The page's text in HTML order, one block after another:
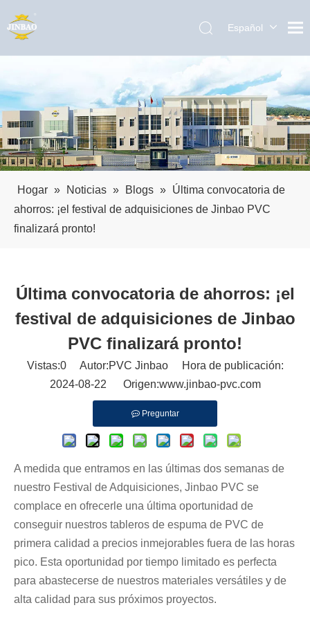
Español
Pусский
Hogar » Noticias » Blogs » Última convocatoria de
ahorros: ¡el festival de adquisiciones de Jinbao PVC
finalizará pronto!
Última convocatoria de ahorros: ¡el
festival de adquisiciones de Jinbao
PVC finalizará pronto!
Vistas:0Autor:PVC Jinbao Hora de publicación:
2024-08-22 Origen:www.jinbao-pvc.com
Preguntar
A medida que entramos en las últimas dos semanas de
nuestro Festival de Adquisiciones, Jinbao PVC se
complace en ofrecerle una última oportunidad de
conseguir nuestros tableros de espuma de PVC de
primera calidad a precios inmejorables fuera de las horas
pico. Esta oportunidad por tiempo limitado es perfecta
para abastecerse de nuestros materiales versátiles y de
alta calidad para sus próximos proyectos.